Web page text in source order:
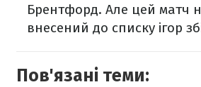
Брентфорд. Але цей матч
внесений до списку ігор
Пов'язані теми: